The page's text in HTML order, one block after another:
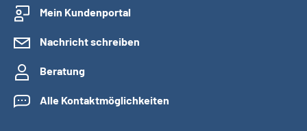
Mein Kundenportal
Nachricht schreiben
Beratung
Alle Kontaktmöglichkeiten